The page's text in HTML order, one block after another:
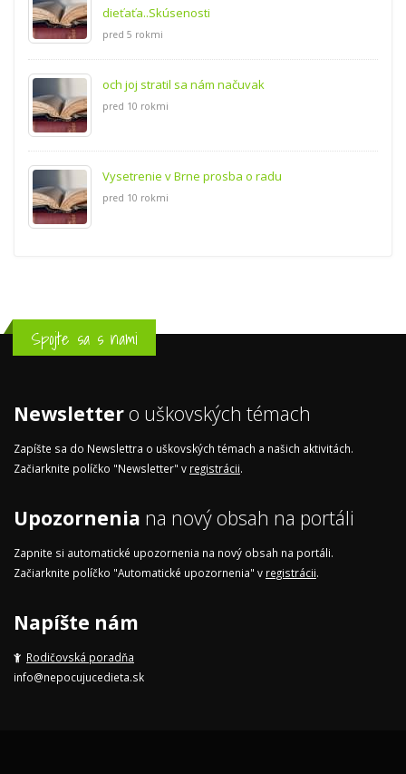
dieťaťa..Skúsenosti
pred 5 rokmi
och joj stratil sa nám načuvak
pred 10 rokmi
Vysetrenie v Brne prosba o radu
pred 10 rokmi
Spojte sa s nami
Newsletter o uškovských témach
Zapíšte sa do Newslettra o uškovských témach a našich aktivitách.
Začiarknite políčko "Newsletter" v registrácii.
Upozornenia na nový obsah na portáli
Zapnite si automatické upozornenia na nový obsah na portáli.
Začiarknite políčko "Automatické upozornenia" v registrácii.
Napíšte nám
Rodičovská poradňa
info@nepocujucedieta.sk